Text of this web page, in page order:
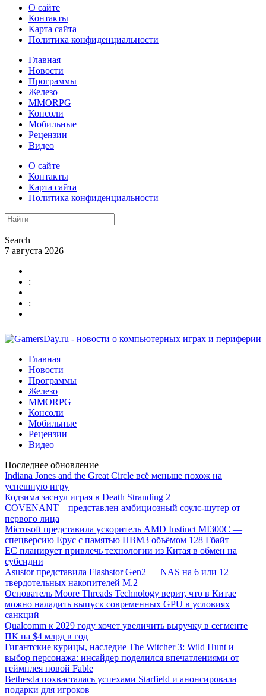
О сайте
Контакты
Карта сайта
Политика конфиденциальности
Главная
Новости
Программы
Железо
MMORPG
Консоли
Мобильные
Рецензии
Видео
О сайте
Контакты
Карта сайта
Политика конфиденциальности
Search
7 августа 2026
:
:
Главная
Новости
Программы
Железо
MMORPG
Консоли
Мобильные
Рецензии
Видео
Последнее обновление
Indiana Jones and the Great Circle всё меньше похож на
успешную игру
Кодзима заснул играя в Death Stranding 2
COVENANT – представлен амбициозный соулс-шутер от
первого лица
Microsoft представила ускоритель AMD Instinct MI300C —
спецверсию Epyc с памятью HBM3 объёмом 128 Гбайт
ЕС планирует привлечь технологии из Китая в обмен на
субсидии
Asustor представила Flashstor Gen2 — NAS на 6 или 12
твердотельных накопителей M.2
Основатель Moore Threads Technology верит, что в Китае
можно наладить выпуск современных GPU в условиях
санкций
Qualcomm к 2029 году хочет увеличить выручку в сегменте
ПК на $4 млрд в год
Гигантские курицы, наследие The Witcher 3: Wild Hunt и
выбор персонажа: инсайдер поделился впечатлениями от
геймплея новой Fable
Bethesda похвасталась успехами Starfield и анонсировала
подарки для игроков